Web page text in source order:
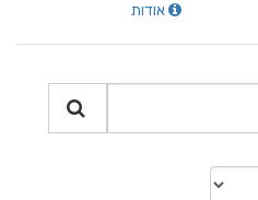
אודות